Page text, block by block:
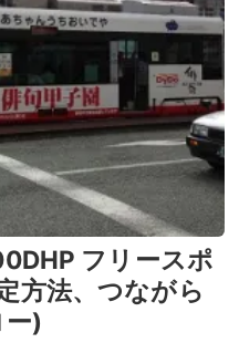
フリースポ
方法、つながら
)